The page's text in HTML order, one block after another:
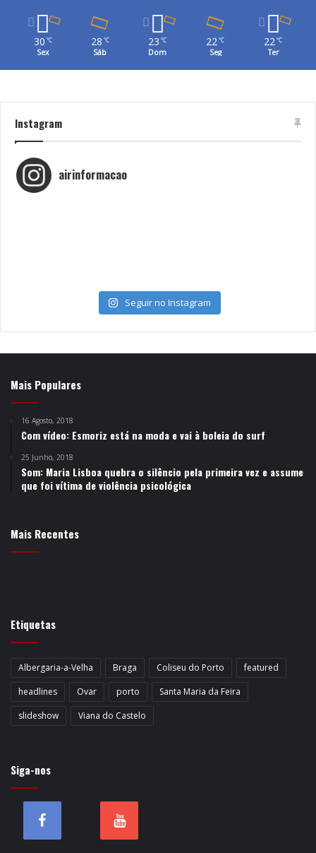
30 ℃
Sex
28 ℃
Sáb
23 ℃
Dom
22℃
Seg
22℃
Ter
Instagram
airinformacao
Seguir no Instagram
Mais Populares
16 Agosto, 2018
Com vídeo: Esmoriz está na moda e vai à boleia do surf
25 Junho, 2018
Som: Maria Lisboa quebra o silêncio pela primeira vez e assume
que foi vítima de violência psicológica
Mais Recentes
Etiquetas
Albergaria-a-Velha Braga Coliseu do Porto
featured
headlines
Ovar porto
Santa Maria da Feira
slideshow
Viana do Castelo
Siga-nos